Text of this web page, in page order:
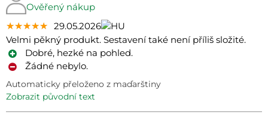
Ověřený nákup
★★★★★
★★★★★
★★★★★ 29.05.2026
Velmi pěkný produkt. Sestavení také není příliš složité.
Dobré, hezké na pohled.
Žádné nebylo.
Automaticky přeloženo z maďarštiny
zobrazit původní text